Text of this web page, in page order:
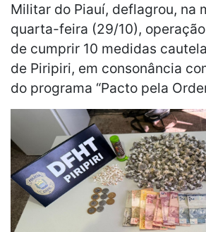
Militar do Piauí, deflagrou, na
quarta-feira (29/10),
de cumprir 10 medidas
de Piripiri, em consonância
do programa “Pacto pela